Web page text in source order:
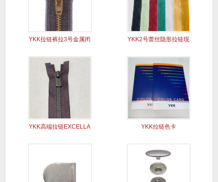
YKK拉链裤拉3号金属闭 YKK2号蕾丝隐形拉链现
YKK高端拉链EXCELLA YKK拉链色卡